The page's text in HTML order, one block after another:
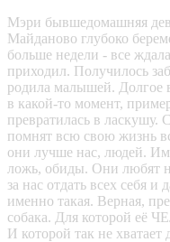
Мэри бывшедомашняя
Майданово глубоко
больше недели - все
приходил. Получилось
родила малышей. Долгое
в какой-то момент,
превратилась в ласкушу.
помнят всю свою жизнь
они лучше нас, людей. Им
ложь, обиды. Они любят
за нас отдать всех себя
именно такая. Верная,
собака. Для которой её
И которой так не